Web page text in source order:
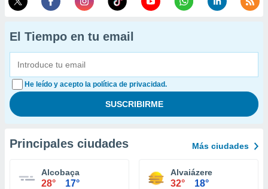
El Tiempo en tu email
He leído y acepto la política de privacidad.
Principales ciudades Más ciudades
Alcobaça
28° 17°
Alvaiázere
32° 18°